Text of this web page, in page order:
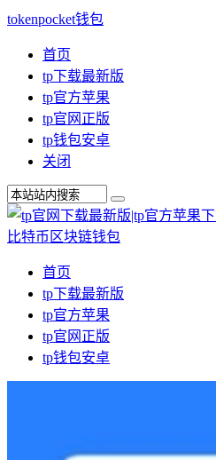
tokenpocket钱包
首页
tp下载最新版
tp官方苹果
tp官网正版
tp钱包安卓
关闭
首页
tp下载最新版
tp官方苹果
tp官网正版
tp钱包安卓